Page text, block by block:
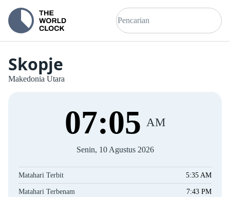
Skopje
Makedonia Utara
07:05 AM
Senin, 10 Agustus 2026
Matahari Terbit 5:35 AM
Matahari Terbenam 7:43 PM